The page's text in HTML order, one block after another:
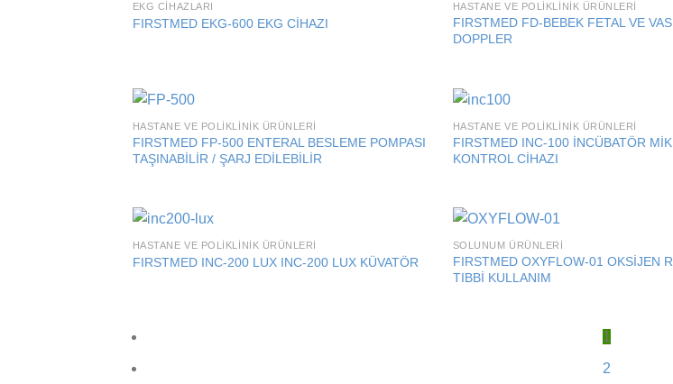
EKG CIHAZLARI
FIRSTMED EKG-600 EKG CİHAZI
HASTANE VE POLIKLINIK ÜRÜNLERI
FIRSTMED FD-BEBEK FETAL VE
DOPPLER
Add to
wishlist
HASTANE VE POLIKLINIK ÜRÜNLERI
FIRSTMED FP-500 ENTERAL BESLEME POMPASI
TAŞINABİLİR / ŞARJ EDİLEBİLİR
HASTANE VE POLIKLINIK ÜRÜNLERI
FIRSTMED INC-100 İNCÜBATÖR
KONTROL CİHAZI
Add to
wishlist
HASTANE VE POLIKLINIK ÜRÜNLERI
FIRSTMED INC-200 LUX INC-200 LUX KÜVATÖR
SOLUNUM ÜRÜNLERI
FIRSTMED OXYFLOW-01 OKSİJEN
TIBBİ KULLANIM
1
2